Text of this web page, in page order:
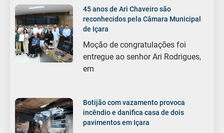
45 anos de Ari Chaveiro são
reconhecidos pela Câmara Municipal
de Içara
Moção de congratulações foi
entregue ao senhor Ari Rodrigues,
em
Botijão com vazamento provoca
incêndio e danifica casa de dois
pavimentos em Içara